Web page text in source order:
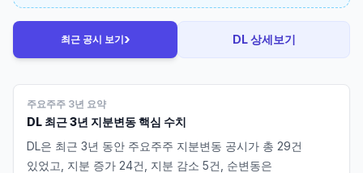
최근 공시 보기› DL상세보기
주요주주 3년 요약
DL 최근 3년 지분변동 핵심 수치
DL은 최근 3년 동안 주요주주 지분변동 공시가 총 29건
있었고, 지분 증가 24건, 지분 감소 5건, 순변동은